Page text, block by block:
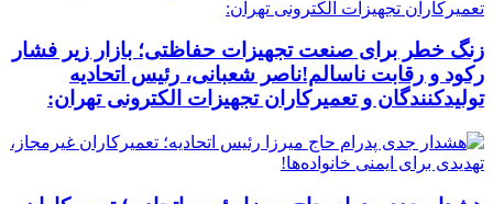
زنگ خطر برای صنعت تجهیزات حفاظتی؛ بازار زیر فشار
رکود و رقابت ناسالم!ناصر شعبانی، رئیس اتحادیه
تولیدکنندگان و تعمیرکاران تجهیزات الکترونی تهران: